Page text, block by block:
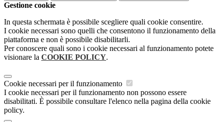
Gestione cookie
In questa schermata è possibile scegliere quali cookie consentire.
I cookie necessari sono quelli che consentono il funzionamento della
piattaforma e non è possibile disabilitarli.
Per conoscere quali sono i cookie necessari al funzionamento potete
visionare la COOKIE POLICY.
Cookie necessari per il funzionamento
I cookie necessari per il funzionamento non possono essere
disabilitati. È possibile consultare l'elenco nella pagina della cookie
policy.